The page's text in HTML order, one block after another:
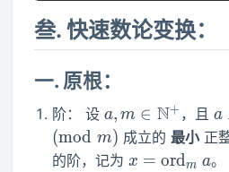
叁. 快速数论变换：
一. 原根：
阶： 设 a, m ∈ N+ ，且
m
a
(mod m) 成立的最小正
的阶，记为 x = ordm a。